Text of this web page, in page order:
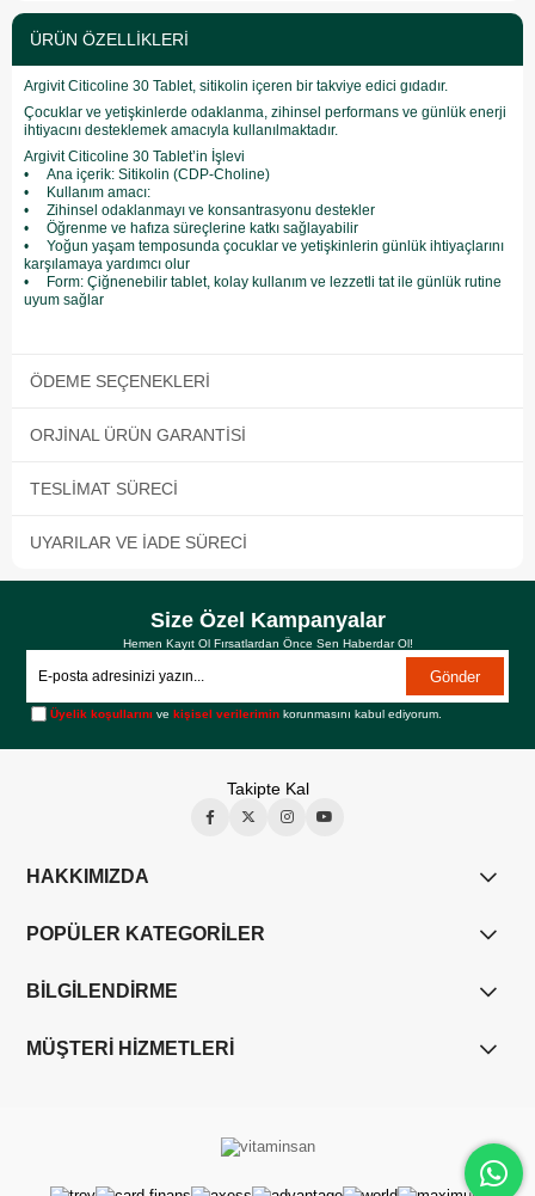
ÜRÜN ÖZELLIKLERI
Argivit Citicoline 30 Tablet, sitikolin içeren bir takviye edici gıdadır.
Çocuklar ve yetişkinlerde odaklanma, zihinsel performans ve günlük enerji
ihtiyacını desteklemek amacıyla kullanılmaktadır.
Argivit Citicoline 30 Tablet’in İşlevi
• Ana içerik: Sitikolin (CDP-Choline)
• Kullanım amacı:
• Zihinsel odaklanmayı ve konsantrasyonu destekler
• Öğrenme ve hafıza süreçlerine katkı sağlayabilir
• Yoğun yaşam temposunda çocuklar ve yetişkinlerin günlük ihtiyaçlarını
karşılamaya yardımcı olur
• Form: Çiğnenebilir tablet, kolay kullanım ve lezzetli tat ile günlük rutine
uyum sağlar
ÖDEME SEÇENEKLERI
ORJINAL ÜRÜN GARANTISI
TESLIMAT SÜRECI
UYARILAR VE İADE SÜRECI
Size Özel Kampanyalar
Hemen Kayıt Ol Fırsatlardan Önce Sen Haberdar Ol!
Gönder
Üyelik koşullarını vekişisel verilerimin korunmasını kabul ediyorum.
Takipte Kal
HAKKIMIZDA
POPÜLER KATEGORİLER
BİLGİLENDİRME
MÜŞTERİ HİZMETLERİ